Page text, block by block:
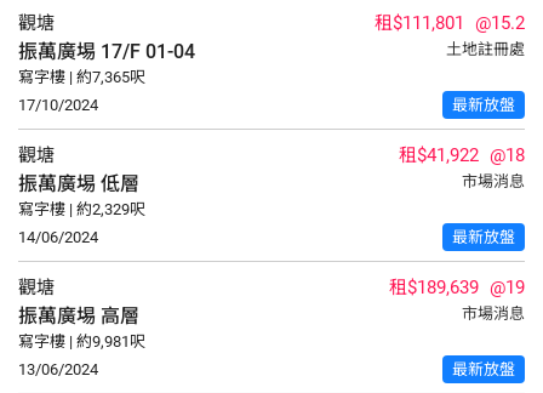
觀塘 租$111,801 @15.2
振萬廣埸 17/F 01-04
土地註冊處
寫字樓 | 約7,365呎
17/10/2024
最新放盤
觀塘 租$41,922 @18
振萬廣埸 低層
市場消息
寫字樓 | 約2,329呎
14/06/2024
最新放盤
觀塘 租$189,639 @19
振萬廣埸 高層
市場消息
寫字樓 | 約9,981呎
13/06/2024
最新放盤